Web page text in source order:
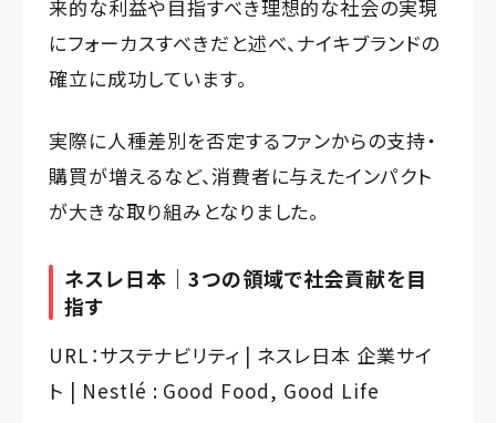
来的な利益や目指すべき理想的な社会の実現
にフォーカスすべきだと述べ、ナイキブランドの
確立に成功しています。
実際に人種差別を否定するファンからの支持・
購買が増えるなど、消費者に与えたインパクト
が大きな取り組みとなりました。
ネスレ日本｜3つの領域で社会貢献を目
指す
URL：サステナビリティ | ネスレ日本 企業サイ
ト | Nestlé : Good Food, Good Life